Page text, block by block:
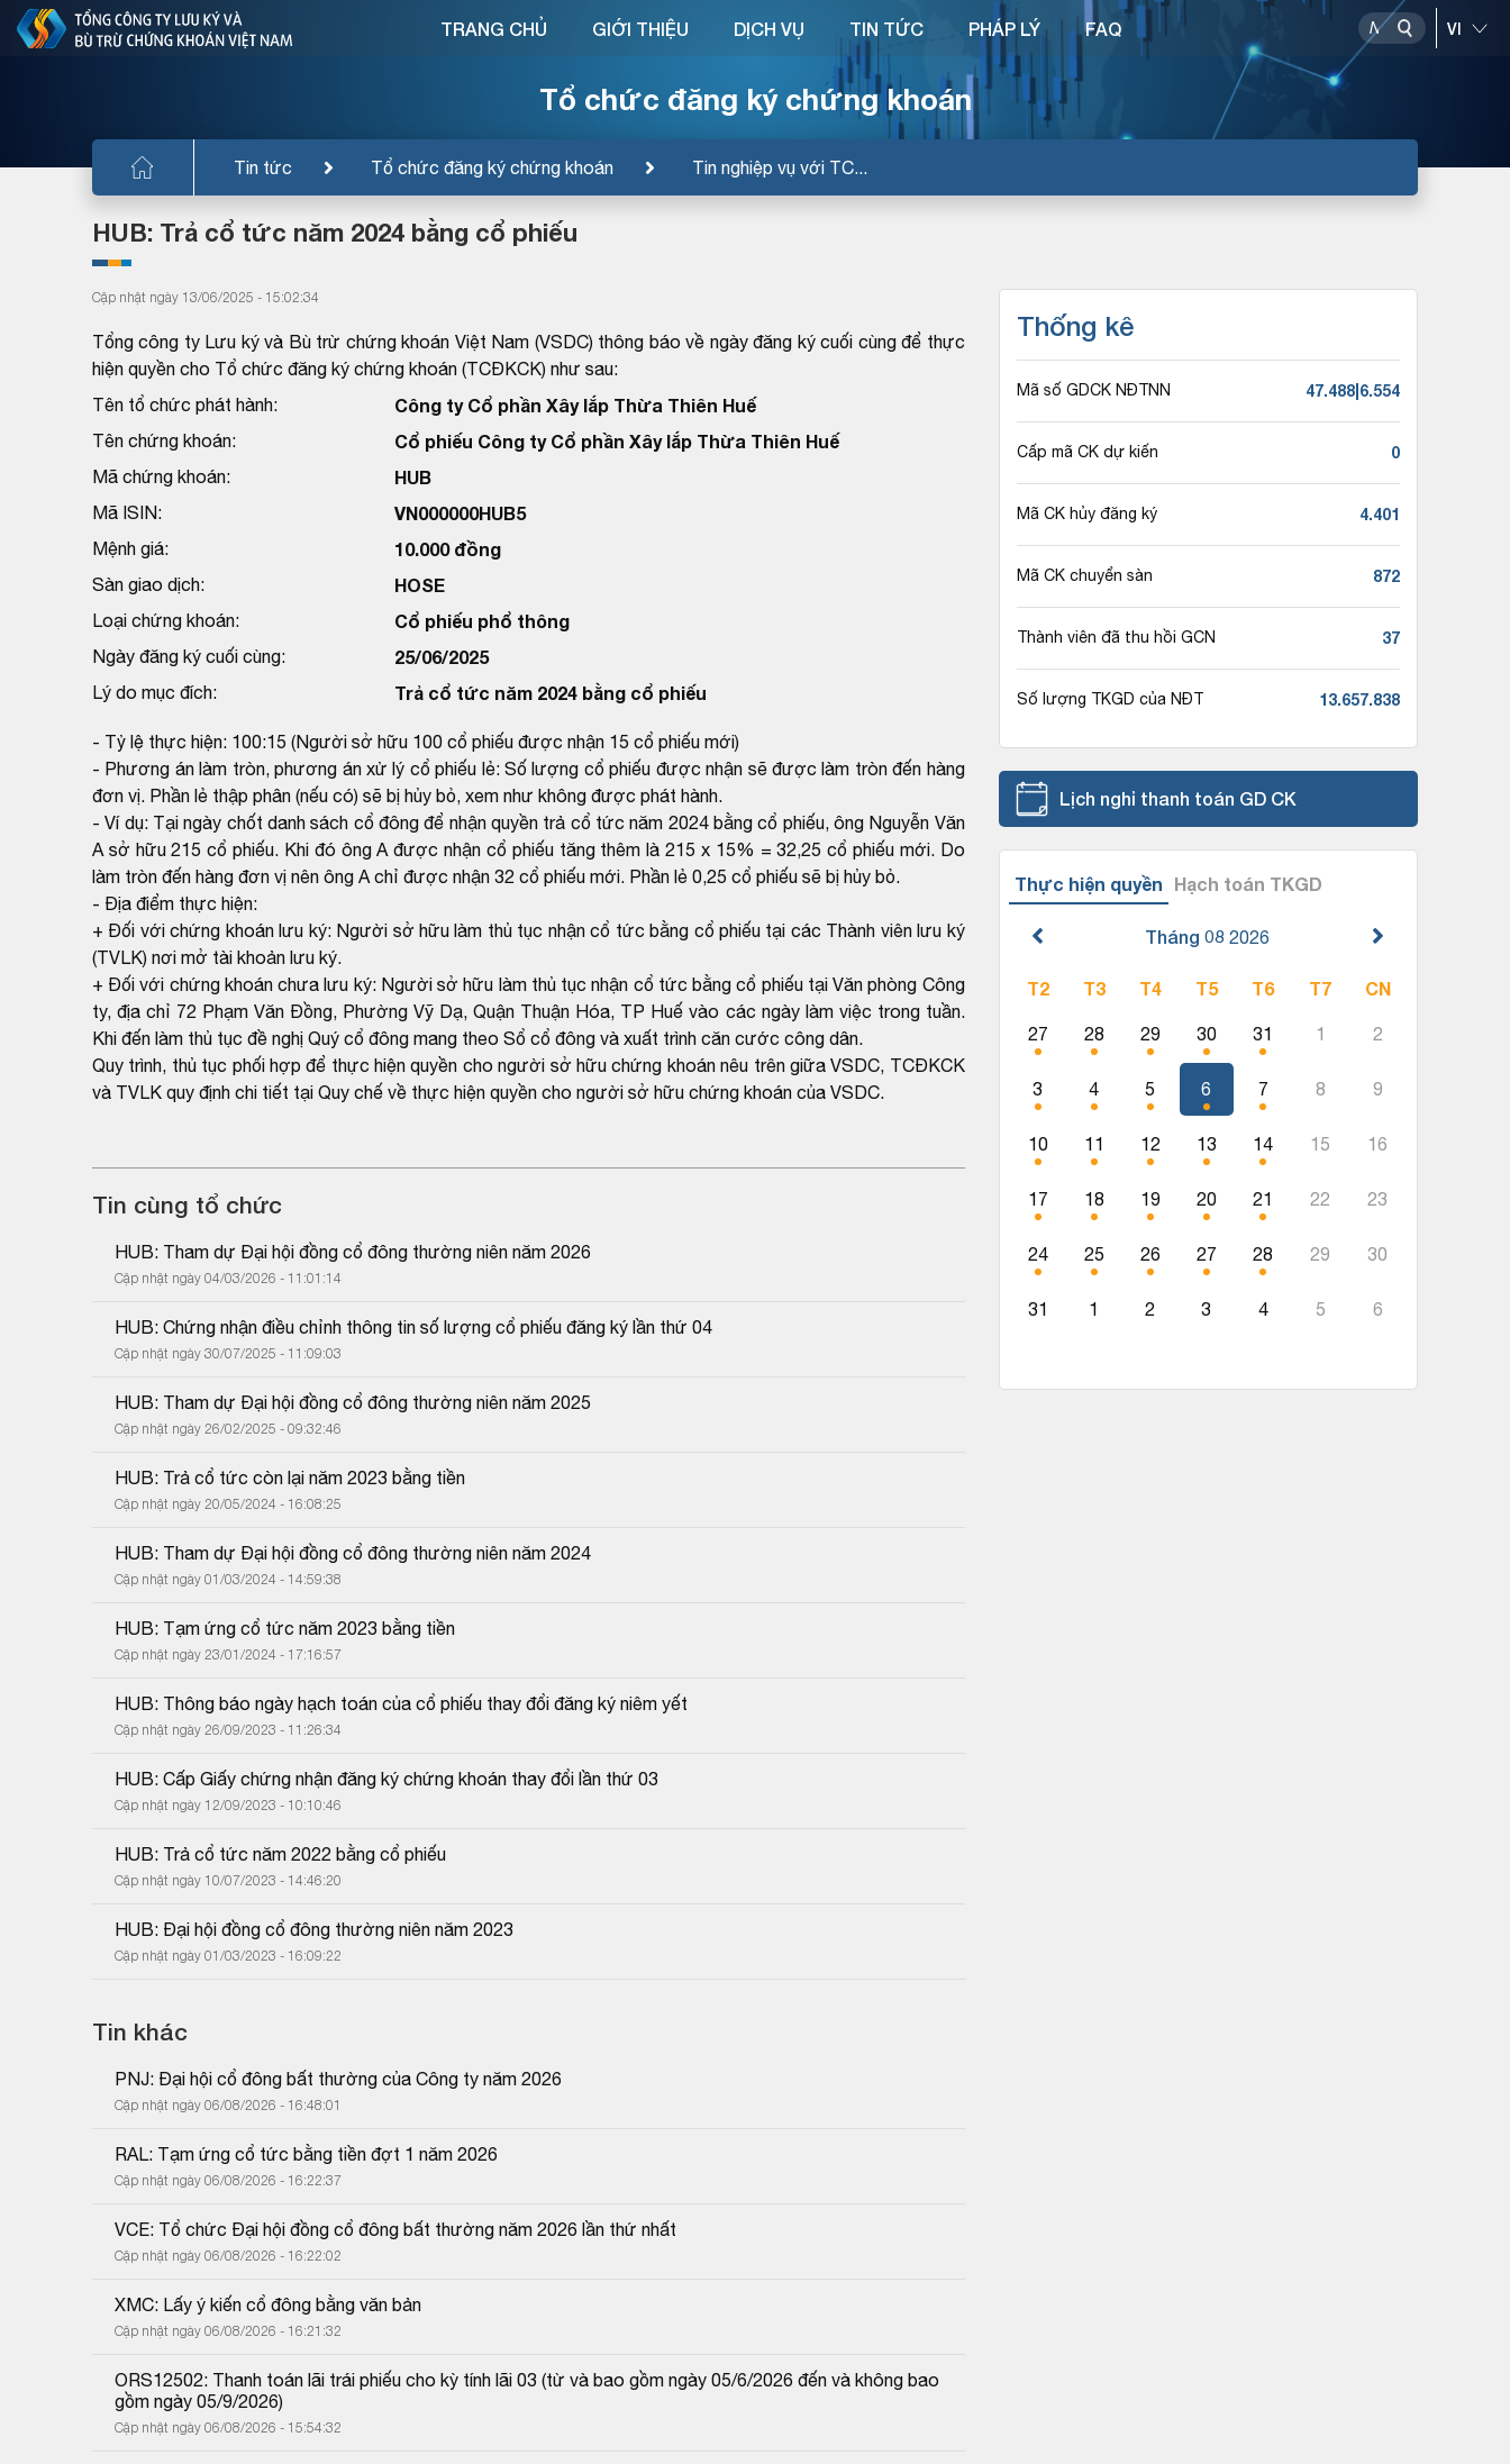
Tổ chức đăng ký chứng khoán
Tin tức Tổ chức đăng ký chứng khoán Tin nghiệp vụ với TC...
TRANG CHỦ GIỚI THIỆU DỊCH VỤ TIN TỨC PHÁP LÝ FAQ
HUB: Trả cổ tức năm 2024 bằng cổ phiếu
Cập nhật ngày 13/06/2025 - 15:02:34
Tổng công ty Lưu ký và Bù trừ chứng khoán Việt Nam (VSDC) thông báo về ngày đăng ký cuối cùng để thực
hiện quyền cho Tổ chức đăng ký chứng khoán (TCĐKCK) như sau:
Tên tổ chức phát hành:
Công ty Cổ phần Xây lắp Thừa Thiên Huế
Tên chứng khoán: Cổ phiếu Công ty Cổ phần Xây lắp Thừa Thiên Huế
Mã chứng khoán: HUB
Mã ISIN: VN000000HUB5
Mệnh giá: 10.000 đồng
Sàn giao dịch: HOSE
Loại chứng khoán: Cổ phiếu phổ thông
Ngày đăng ký cuối cùng: 25/06/2025
Lý do mục đích: Trả cổ tức năm 2024 bằng cổ phiếu
- Tỷ lệ thực hiện: 100:15 (Người sở hữu 100 cổ phiếu được nhận 15 cổ phiếu mới)
- Phương án làm tròn, phương án xử lý cổ phiếu lẻ: Số lượng cổ phiếu được nhận sẽ được làm tròn đến hàng
đơn vị. Phần lẻ thập phân (nếu có) sẽ bị hủy bỏ, xem như không được phát hành.
- Ví dụ: Tại ngày chốt danh sách cổ đông để nhận quyền trả cổ tức năm 2024 bằng cổ phiếu, ông Nguyễn Văn
A sở hữu 215 cổ phiếu. Khi đó ông A được nhận cổ phiếu tăng thêm là 215 x 15% = 32,25 cổ phiếu mới. Do
làm tròn đến hàng đơn vị nên ông A chỉ được nhận 32 cổ phiếu mới. Phần lẻ 0,25 cổ phiếu sẽ bị hủy bỏ.
- Địa điểm thực hiện:
+ Đối với chứng khoán lưu ký: Người sở hữu làm thủ tục nhận cổ tức bằng cổ phiếu tại các Thành viên lưu ký
(TVLK) nơi mở tài khoản lưu ký.
+ Đối với chứng khoán chưa lưu ký: Người sở hữu làm thủ tục nhận cổ tức bằng cổ phiếu tại Văn phòng Công
ty, địa chỉ 72 Phạm Văn Đồng, Phường Vỹ Dạ, Quận Thuận Hóa, TP Huế vào các ngày làm việc trong tuần.
Khi đến làm thủ tục đề nghị Quý cổ đông mang theo Sổ cổ đông và xuất trình căn cước công dân.
Quy trình, thủ tục phối hợp để thực hiện quyền cho người sở hữu chứng khoán nêu trên giữa VSDC, TCĐKCK
và TVLK quy định chi tiết tại Quy chế về thực hiện quyền cho người sở hữu chứng khoán của VSDC.
Tin cùng tổ chức
HUB: Tham dự Đại hội đồng cổ đông thường niên năm 2026
Cập nhật ngày 04/03/2026 - 11:01:14
HUB: Chứng nhận điều chỉnh thông tin số lượng cổ phiếu đăng ký lần thứ 04
Cập nhật ngày 30/07/2025 - 11:09:03
HUB: Tham dự Đại hội đồng cổ đông thường niên năm 2025
Cập nhật ngày 26/02/2025 - 09:32:46
HUB: Trả cổ tức còn lại năm 2023 bằng tiền
Cập nhật ngày 20/05/2024 - 16:08:25
HUB: Tham dự Đại hội đồng cổ đông thường niên năm 2024
Cập nhật ngày 01/03/2024 - 14:59:38
HUB: Tạm ứng cổ tức năm 2023 bằng tiền
Cập nhật ngày 23/01/2024 - 17:16:57
HUB: Thông báo ngày hạch toán của cổ phiếu thay đổi đăng ký niêm yết
Cập nhật ngày 26/09/2023 - 11:26:34
HUB: Cấp Giấy chứng nhận đăng ký chứng khoán thay đổi lần thứ 03
Cập nhật ngày 12/09/2023 - 10:10:46
HUB: Trả cổ tức năm 2022 bằng cổ phiếu
Cập nhật ngày 10/07/2023 - 14:46:20
HUB: Đại hội đồng cổ đông thường niên năm 2023
Cập nhật ngày 01/03/2023 - 16:09:22
Tin khác
PNJ: Đại hội cổ đông bất thường của Công ty năm 2026
Cập nhật ngày 06/08/2026 - 16:48:01
RAL: Tạm ứng cổ tức bằng tiền đợt 1 năm 2026
Cập nhật ngày 06/08/2026 - 16:22:37
VCE: Tổ chức Đại hội đồng cổ đông bất thường năm 2026 lần thứ nhất
Cập nhật ngày 06/08/2026 - 16:22:02
XMC: Lấy ý kiến cổ đông bằng văn bản
Cập nhật ngày 06/08/2026 - 16:21:32
ORS12502: Thanh toán lãi trái phiếu cho kỳ tính lãi 03 (từ và bao gồm ngày 05/6/2026 đến và không bao
gồm ngày 05/9/2026)
Cập nhật ngày 06/08/2026 - 15:54:32
Thống kê
Mã số GDCK NĐTNN 47.488|6.554
Cấp mã CK dự kiến 0
Mã CK hủy đăng ký 4.401
Mã CK chuyển sàn 872
Thành viên đã thu hồi GCN 37
Số lượng TKGD của NĐT 13.657.838
Lịch nghỉ thanh toán GD CK
Thực hiện quyền Hạch toán TKGD
Tháng 08 2026
T2 T3 T4 T5 T6 T7 CN
27 28 29 30 31 1 2
3 4 5 6 7 8 9
10 11 12 13 14 15 16
17 18 19 20 21 22 23
24 25 26 27 28 29 30
31 1 2 3 4 5 6